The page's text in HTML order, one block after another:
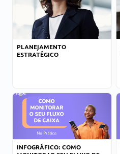
PLANEJAMENTO
ESTRATÉGICO
INFOGRÁFICO: COMO